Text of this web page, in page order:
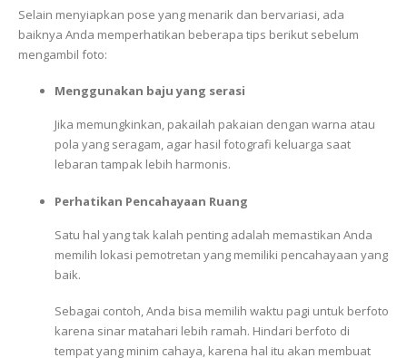
Selain menyiapkan pose yang menarik dan bervariasi, ada
baiknya Anda memperhatikan beberapa tips berikut sebelum
mengambil foto:
Menggunakan baju yang serasi
Jika memungkinkan, pakailah pakaian dengan warna atau
pola yang seragam, agar hasil fotografi keluarga saat
lebaran tampak lebih harmonis.
Perhatikan Pencahayaan Ruang
Satu hal yang tak kalah penting adalah memastikan Anda
memilih lokasi pemotretan yang memiliki pencahayaan yang
baik.
Sebagai contoh, Anda bisa memilih waktu pagi untuk berfoto
karena sinar matahari lebih ramah. Hindari berfoto di
tempat yang minim cahaya, karena hal itu akan membuat